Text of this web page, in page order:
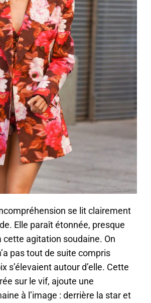
se lit clairement
Elle paraît étonnée, presque
cette agitation soudaine. On
pas tout de suite compris
s’élevaient autour d’elle. Cette
sur le vif, ajoute une
à l’image : derrière la star et